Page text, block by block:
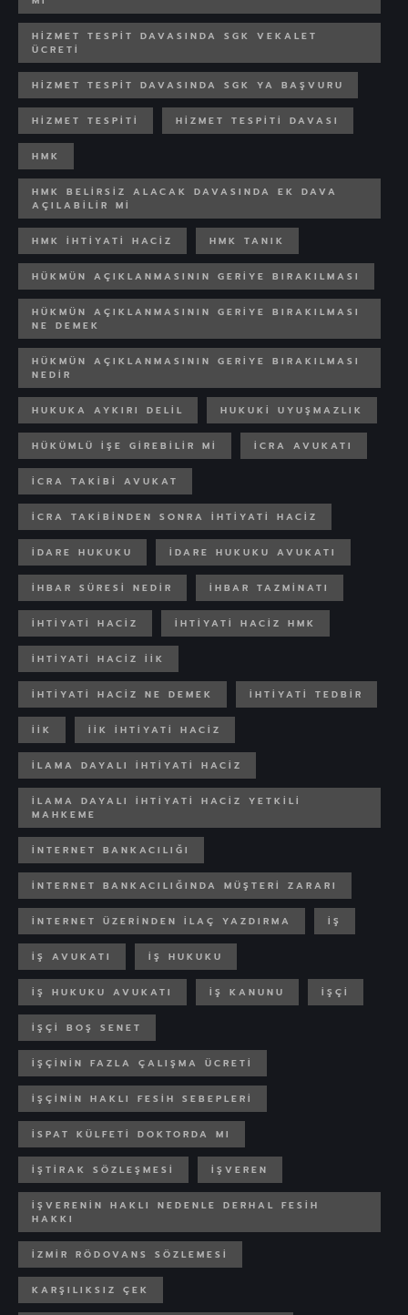
HIZMET TESPIT DAVASINDA SGK VEKALET
ÜCRETI
HIZMET TESPIT DAVASINDA SGK YA BAŞVURU
HIZMET TESPITI HIZMET TESPITI DAVASI
HMK
HMK BELIRSIZ ALACAK DAVASINDA EK DAVA
AÇILABILIR MI
HMK IHTIYATI HACIZ HMK TANIK
HÜKMÜN AÇIKLANMASININ GERIYE BIRAKILMASI
HÜKMÜN AÇIKLANMASININ GERIYE BIRAKILMASI
NE DEMEK
HÜKMÜN AÇIKLANMASININ GERIYE BIRAKILMASI
NEDIR
HUKUKA AYKIRI DELIL HUKUKI UYUŞMAZLIK
HÜKÜMLÜ IŞE GIREBILIR MI ICRA AVUKATI
ICRA TAKIBI AVUKAT
ICRA TAKIBINDEN SONRA IHTIYATI HACIZ
IDARE HUKUKU IDARE HUKUKU AVUKATI
IHBAR SÜRESI NEDIR IHBAR TAZMINATI
IHTIYATI HACIZ IHTIYATI HACIZ HMK
IHTIYATI HACIZ IIK
IHTIYATI HACIZ NE DEMEK IHTIYATI TEDBIR
IIK IIK IHTIYATI HACIZ
ILAMA DAYALI IHTIYATI HACIZ
ILAMA DAYALI IHTIYATI HACIZ YETKILI
MAHKEME
INTERNET BANKACILIĞI
INTERNET BANKACILIĞINDA MÜŞTERI ZARARI
INTERNET ÜZERINDEN ILAÇ YAZDIRMA IŞ
IŞ AVUKATI IŞ HUKUKU
İŞ HUKUKU AVUKATI İŞ KANUNU IŞÇI
IŞÇI BOŞ SENET
IŞÇININ FAZLA ÇALIŞMA ÜCRETI
IŞÇININ HAKLI FESIH SEBEPLERI
ISPAT KÜLFETI DOKTORDA MI
İŞTIRAK SÖZLEŞMESI IŞVEREN
İŞVERENIN HAKLI NEDENLE DERHAL FESIH
HAKKI
IZMIR RÖDOVANS SÖZLEMESI
KARŞILIKSIZ ÇEK